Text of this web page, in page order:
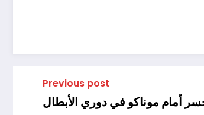
Previous post
أمام موناكو في دوري الأبطال